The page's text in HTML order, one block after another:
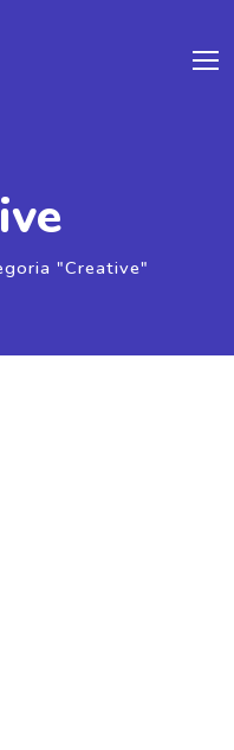
"Creative"